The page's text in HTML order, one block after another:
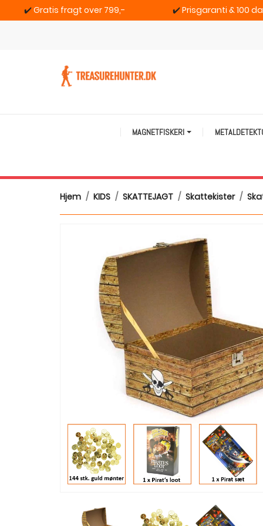
✔️Gratis fragt over 799,- ✔️Prisgaranti & 100
MAGNETFISKERI
Hjem KIDS SKATTEJAGT Skattekister